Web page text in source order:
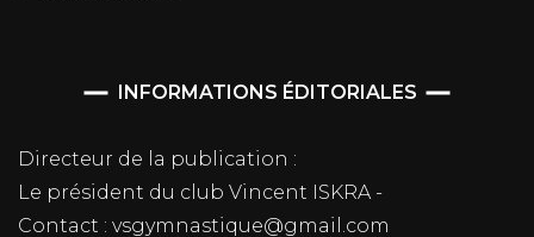
INFORMATIONS ÉDITORIALES
Directeur de la publication :
Le président du club Vincent ISKRA -
Contact : vsgymnastique@gmail.com